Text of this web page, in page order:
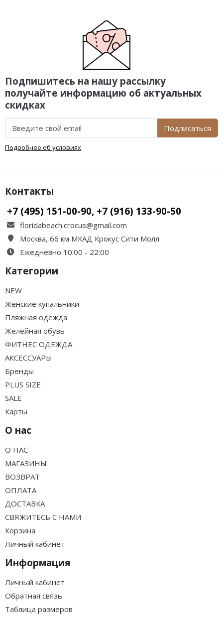
Подпишитесь на нашу рассылку
получайте информацию об актуальных
скидках
Подписаться
Подробнее об условиях
Контакты
+7 (495) 151-00-90, +7 (916) 133-90-50
floridabeach.crocus@gmail.com
Москва, 66 км МКАД Крокус Сити Молл
Ежедневно 10:00 - 22:00
Категории
NEW
Женские купальники
Пляжная одежда
Желейная обувь
ФИТНЕС ОДЕЖДА
АКСЕССУАРЫ
Бренды
PLUS SIZE
SALE
Карты
О нас
О НАС
МАГАЗИНЫ
ВОЗВРАТ
ОПЛАТА
ДОСТАВКА
СВЯЖИТЕСЬ С НАМИ
Корзина
Личный кабинет
Информация
Личный кабинет
Обратная связь
Таблица размеров